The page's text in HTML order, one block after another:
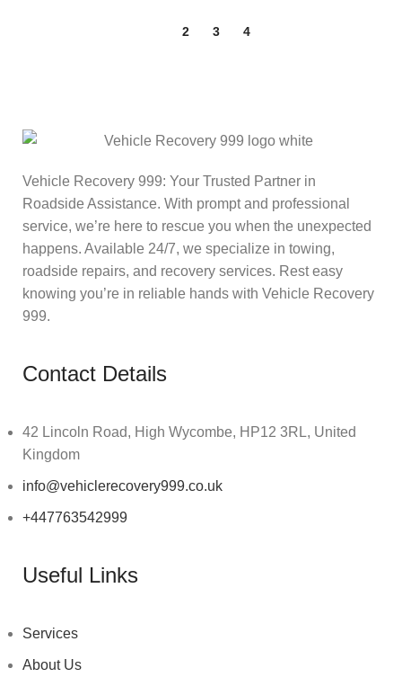
2 3 4
Vehicle Recovery 999: Your Trusted Partner in
Roadside Assistance. With prompt and professional
service, we’re here to rescue you when the unexpected
happens. Available 24/7, we specialize in towing,
roadside repairs, and recovery services. Rest easy
knowing you’re in reliable hands with Vehicle Recovery
999.
Contact Details
42 Lincoln Road, High Wycombe, HP12 3RL, United
Kingdom
info@vehiclerecovery999.co.uk
+447763542999
Useful Links
Services
About Us